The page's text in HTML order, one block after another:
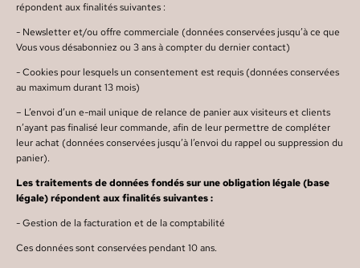
répondent aux finalités suivantes :
- Newsletter et/ou offre commerciale (données conservées jusqu’à ce que
Vous vous désabonniez ou 3 ans à compter du dernier contact)
- Cookies pour lesquels un consentement est requis (données conservées
au maximum durant 13 mois)
– L’envoi d’un e-mail unique de relance de panier aux visiteurs et clients
n’ayant pas finalisé leur commande, afin de leur permettre de compléter
leur achat (données conservées jusqu’à l’envoi du rappel ou suppression du
panier).
Les traitements de données fondés sur une obligation légale (base
légale) répondent aux finalités suivantes :
- Gestion de la facturation et de la comptabilité
Ces données sont conservées pendant 10 ans.